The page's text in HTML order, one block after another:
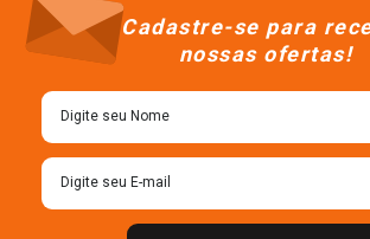
Cadastre-se para
nossas ofertas!